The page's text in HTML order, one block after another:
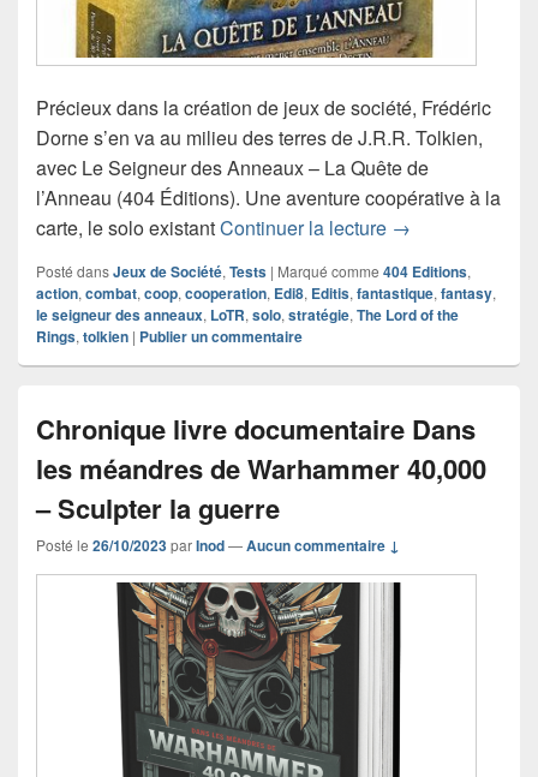
Précieux dans la création de jeux de société, Frédéric
Dorne s’en va au milieu des terres de J.R.R. Tolkien,
avec Le Seigneur des Anneaux – La Quête de
l’Anneau (404 Éditions). Une aventure coopérative à la
carte, le solo existantContinuer la lecture Chronique jeu
→
Posté dansJeux de Société,Tests | Marqué comme 404 Editions,
action,combat,coop,cooperation, Edi8, Editis,fantastique,fantasy,
le seigneur des anneaux, LoTR,solo,stratégie,The Lord of the
Rings,tolkien | Publier un commentaire
Chronique livre documentaire Dans
les méandres de Warhammer 40,000
– Sculpter la guerre
Posté le 26/10/2023parInod—Aucun commentaire ↓